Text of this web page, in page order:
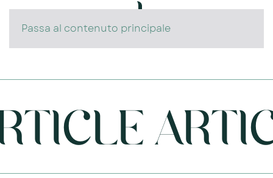
Passa al contenuto principale